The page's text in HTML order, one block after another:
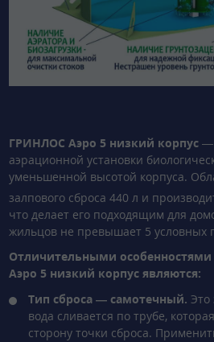
ГРИНЛОС Аэро 5 низкий корпус —
аэрационной установки
уменьшенной высотой корпуса.
залпового сброса 440 л и
что делает его подходящим для
жильцов не превышает 5 условных
Отличительными
Аэро 5 низкий корпус являются:
Тип сброса — самотечный.
вода сливается по трубе,
сторону точки сброса.